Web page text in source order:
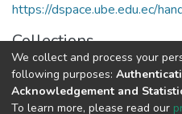
https://dspace.ube.edu.ec/
Collections
Tesis
Full item page
We collect and process your
following purposes:
Acknowledgement and
To learn more, please read our